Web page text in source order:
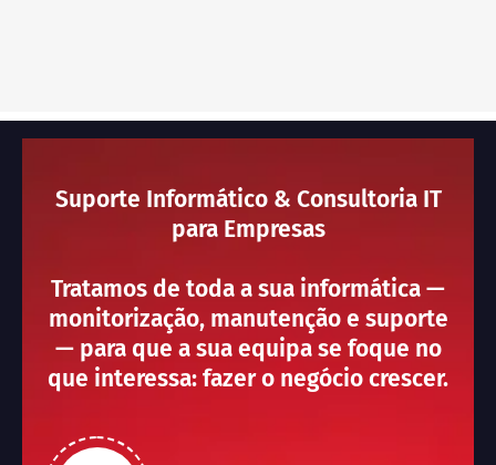
Suporte Informático & Consultoria IT
para Empresas
Tratamos de toda a sua informática —
monitorização, manutenção e suporte
— para que a sua equipa se foque no
que interessa: fazer o negócio crescer.